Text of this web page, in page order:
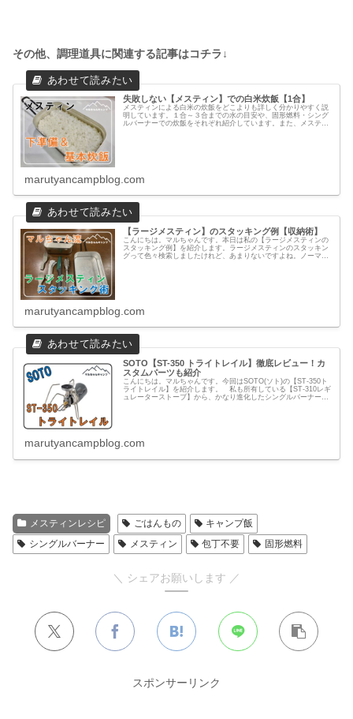
その他、調理道具に関連する記事はコチラ↓
失敗しない【メスティン】での白米炊飯【1合】
メスティンによる白米の炊飯をどこよりも詳しく分かりやすく説
明しています。１合～３合までの水の目安や、固形燃料・シング
ルバーナーでの炊飯をそれぞれ紹介しています。また、メスティ
marutyancampblog.com
【ラージメスティン】のスタッキング例【収納術】
こんにちは。マルちゃんです。本日は私の【ラージメスティンの
スタッキング例】を紹介します。ラージメスティンのスタッキン
グって色々検索しましたけれど、あまりないですよね。ノーマル
marutyancampblog.com
SOTO【ST-350 トライトレイル】徹底レビュー！カ
スタムパーツも紹介
こんにちは。マルちゃんです。今回はSOTO(ソト)の【ST-350ト
ライトレイル】を紹介します。 私も所有している【ST-310レギ
ュレーターストーブ】から、かなり進化したシングルバーナーが
marutyancampblog.com
メスティンレシピ ごはんもの
キャンプ飯
シングルバーナー
メスティン 包丁不要 固形燃料
＼ シェアお願いします ／
スポンサーリンク